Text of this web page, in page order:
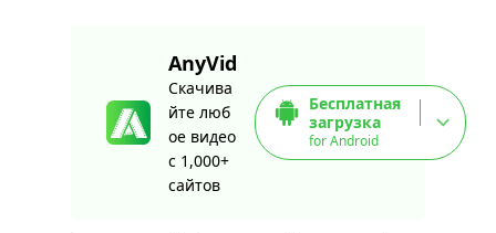
AnyVid
Скачива
йте люб
ое видео
с 1,000+
сайтов
Бесплатная
загрузка
for Android